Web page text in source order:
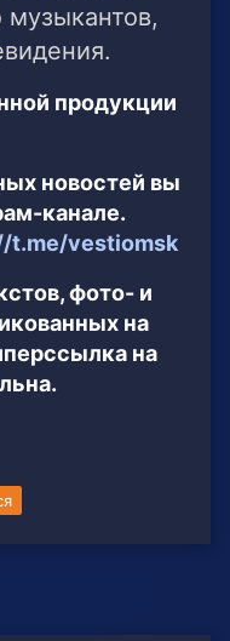
музыкантов,
продукции
новостей вы
канале.
t.me/vestiomsk
фото- и
на
на